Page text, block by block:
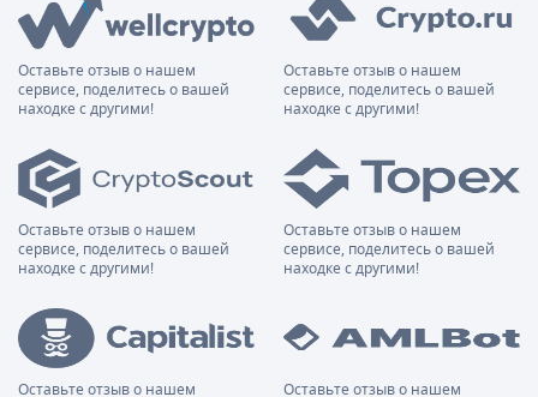
Оставьте отзыв о нашем
сервисе, поделитесь о вашей
находке с другими!
Оставьте отзыв о нашем
сервисе, поделитесь о вашей
находке с другими!
Оставьте отзыв о нашем
сервисе, поделитесь о вашей
находке с другими!
Оставьте отзыв о нашем
сервисе, поделитесь о вашей
находке с другими!
Оставьте отзыв о нашем Оставьте отзыв о нашем